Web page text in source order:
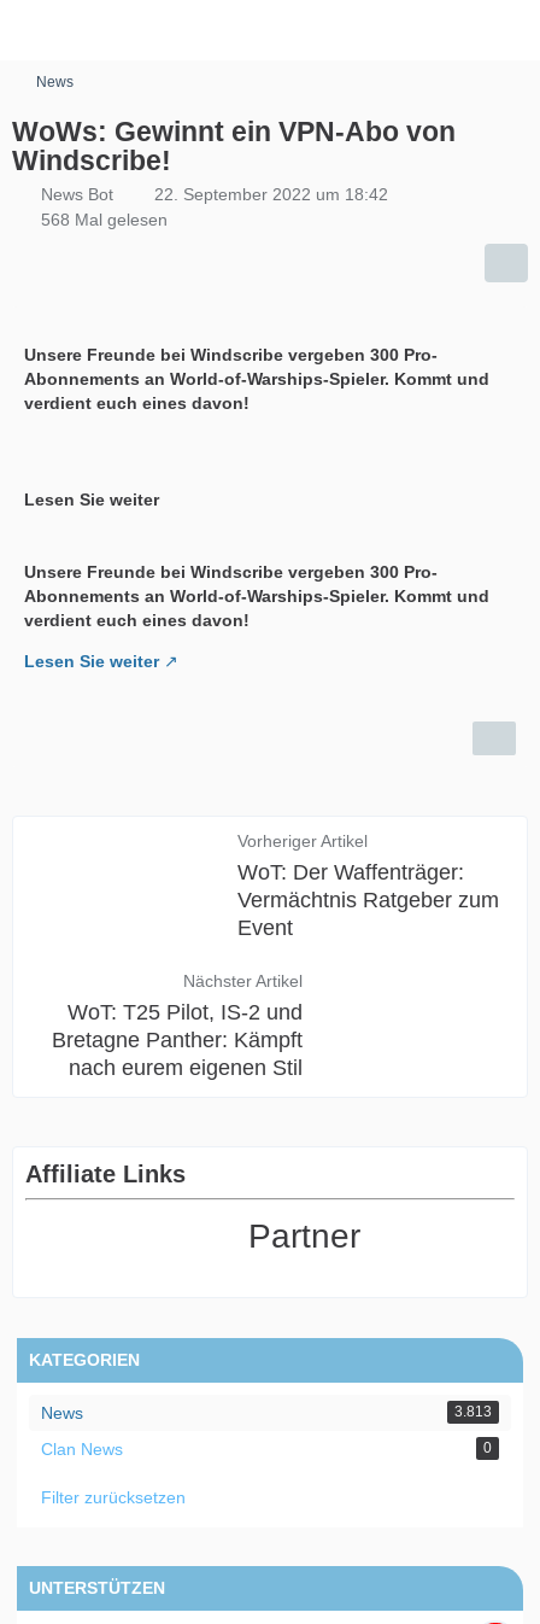
News
WoWs: Gewinnt ein VPN-Abo von
Windscribe!
News Bot
22. September 2022 um 18:42
568 Mal gelesen
Unsere Freunde bei Windscribe vergeben 300 Pro-
Abonnements an World-of-Warships-Spieler. Kommt und
verdient euch eines davon!
Lesen Sie weiter
Unsere Freunde bei Windscribe vergeben 300 Pro-
Abonnements an World-of-Warships-Spieler. Kommt und
verdient euch eines davon!
Lesen Sie weiter
Vorheriger Artikel
WoT: Der Waffenträger:
Vermächtnis Ratgeber zum
Event
Nächster Artikel
WoT: T25 Pilot, IS-2 und
Bretagne Panther: Kämpft
nach eurem eigenen Stil
Affiliate Links
Partner
KATEGORIEN
News 3.813
Clan News 0
Filter zurücksetzen
UNTERSTÜTZEN